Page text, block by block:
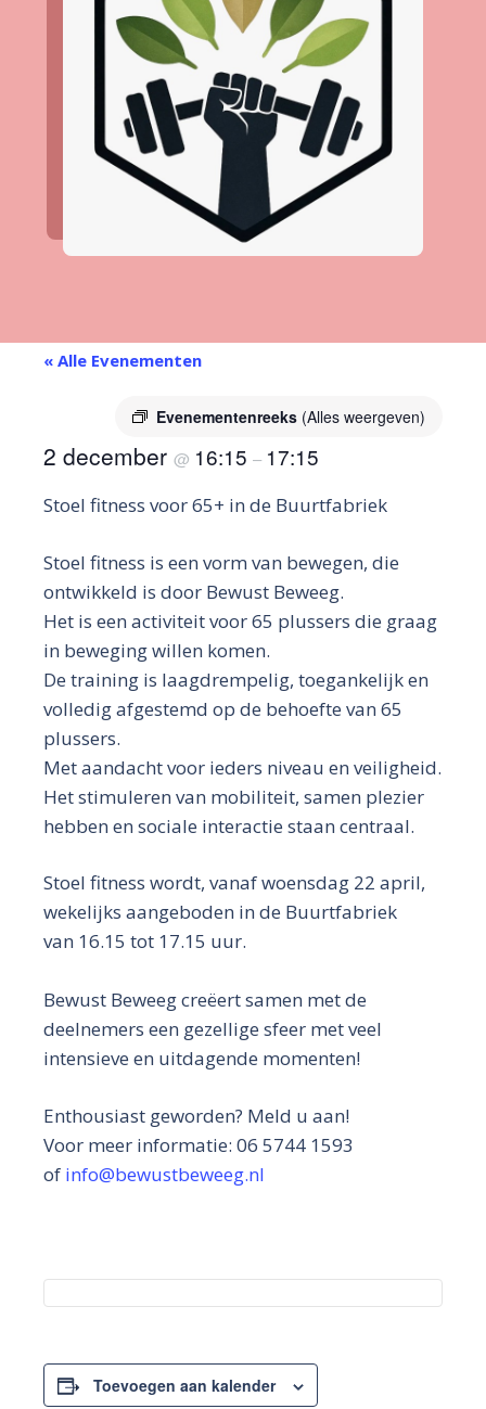
« Alle Evenementen
Evenementenreeks (Alles weergeven)
2 december @ 16:15 – 17:15
Stoel fitness voor 65+ in de Buurtfabriek
Stoel fitness is een vorm van bewegen, die
ontwikkeld is door Bewust Beweeg.
Het is een activiteit voor 65 plussers die graag
in beweging willen komen.
De training is laagdrempelig, toegankelijk en
volledig afgestemd op de behoefte van 65
plussers.
Met aandacht voor ieders niveau en veiligheid.
Het stimuleren van mobiliteit, samen plezier
hebben en sociale interactie staan centraal.
Stoel fitness wordt, vanaf woensdag 22 april,
wekelijks aangeboden in de Buurtfabriek
van 16.15 tot 17.15 uur.
Bewust Beweeg creëert samen met de
deelnemers een gezellige sfeer met veel
intensieve en uitdagende momenten!
Enthousiast geworden? Meld u aan!
Voor meer informatie: 06 5744 1593
of info@bewustbeweeg.nl
Toevoegen aan kalender